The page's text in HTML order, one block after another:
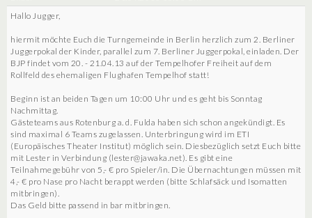
Hallo Jugger,
hiermit möchte Euch die Turngemeinde in Berlin herzlich zum 2. Berliner
Juggerpokal der Kinder, parallel zum 7. Berliner Juggerpokal, einladen. Der
BJP findet vom 20. - 21.04.13 auf der Tempelhofer Freiheit auf dem
Rollfeld des ehemaligen Flughafen Tempelhof statt!
Beginn ist an beiden Tagen um 10:00 Uhr und es geht bis Sonntag
Nachmittag.
Gästeteams aus Rotenburg a. d. Fulda haben sich schon angekündigt. Es
sind maximal 6 Teams zugelassen. Unterbringung wird im ETI
(Europäisches Theater Institut) möglich sein. Diesbezüglich setzt Euch bitte
mit Lester in Verbindung (lester@jawaka.net). Es gibt eine
Teilnahmegebühr von 5,- € pro Spieler/in. Die Übernachtungen müssen mit
4,- € pro Nase pro Nacht berappt werden (bitte Schlafsäck und Isomatten
mitbringen).
Das Geld bitte passend in bar mitbringen.